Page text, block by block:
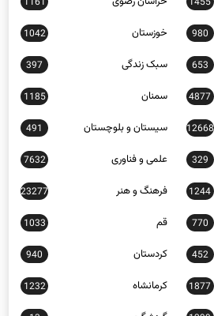
980 خوزستان 1042
653 سبک زندگی 397
4877 سمنان 1185
12668 سیستان و بلوچستان 491
329 علمی و فناوری 7632
1244 فرهنگ و هنر 23277
770 قم 1033
452 کردستان 940
1877 کرمانشاه 1232
1299 گردشگری 13